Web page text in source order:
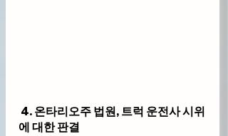
에 대한 판결